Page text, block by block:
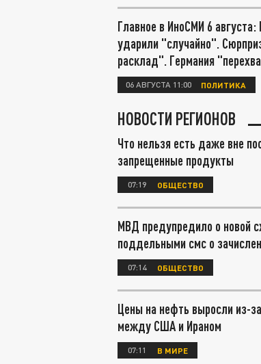
Главное в ИноСМИ 6
ударили "случайно".
расклад". Германия
06 АВГУСТА 11:00 ПОЛИТИКА
НОВОСТИ РЕГИОНОВ
Что нельзя есть даже вне
запрещенные продукты
07:19 ОБЩЕСТВО
МВД предупредило о новой
поддельными смс о
07:14 ОБЩЕСТВО
Цены на нефть выросли из-
между США и Ираном
07:11 В МИРЕ